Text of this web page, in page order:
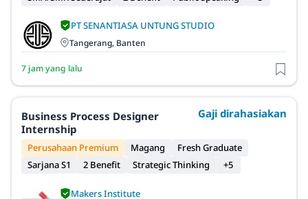
PT SENANTIASA UNTUNG STUDIO
Tangerang, Banten
7 jam yang lalu
Business Process Designer
Internship
Gaji dirahasiakan
Perusahaan Premium Magang
Fresh Graduate
Sarjana S1
2 Benefit Strategic Thinking +5
Makers Institute